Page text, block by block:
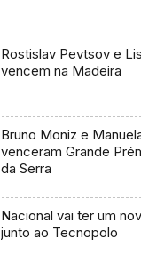
Rostislav Pevtsov e
vencem na Madeira
Bruno Moniz e
venceram Grande
da Serra
Nacional vai ter um
junto ao Tecnopolo